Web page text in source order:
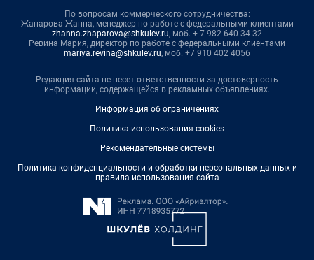
По вопросам коммерческого сотрудничества:
Жапарова Жанна, менеджер по работе с федеральными клиентами
zhanna.zhaparova@shkulev.ru, моб. + 7 982 640 34 32
Ревина Мария, директор по работе с федеральными клиентами
mariya.revina@shkulev.ru, моб. +7 910 402 4056
Редакция сайта не несет ответственности за достоверность
информации, содержащейся в рекламных объявлениях.
Информация об ограничениях
Политика использования cookies
Рекомендательные системы
Политика конфиденциальности и обработки персональных данных и
правила использования сайта